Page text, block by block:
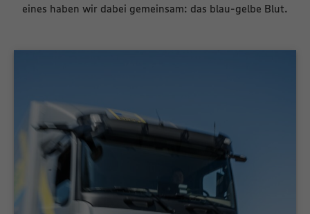
eines haben wir dabei gemeinsam: das blau-gelbe Blut.